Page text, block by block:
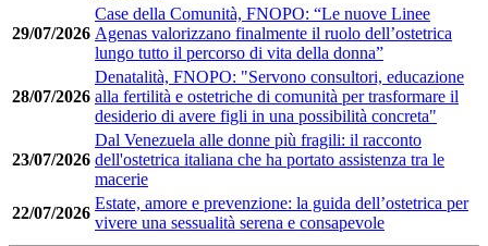
29/07/2026
Case della Comunità, FNOPO: “Le nuove Linee
Agenas valorizzano finalmente il ruolo dell’ostetrica
lungo tutto il percorso di vita della donna”
28/07/2026
Denatalità, FNOPO: "Servono consultori, educazione
alla fertilità e ostetriche di comunità per trasformare il
desiderio di avere figli in una possibilità concreta"
23/07/2026
Dal Venezuela alle donne più fragili: il racconto
dell'ostetrica italiana che ha portato assistenza tra le
macerie
22/07/2026
Estate, amore e prevenzione: la guida dell’ostetrica per
vivere una sessualità serena e consapevole